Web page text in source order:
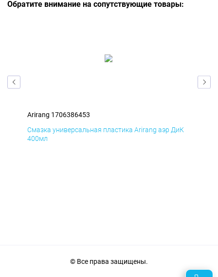
Обратите внимание на сопутствующие товары:
Arirang 1706386453
Смазка универсальная пластика Arirang аэр ДиК
400мл
© Все права защищены.